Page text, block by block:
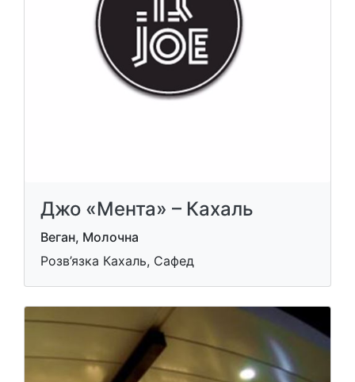
Джо «Мента» – Кахаль
Веган, Молочна
Розв’язка Кахаль, Сафед